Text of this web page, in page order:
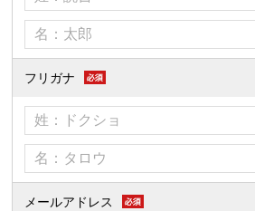
フリガナ
メールアドレス